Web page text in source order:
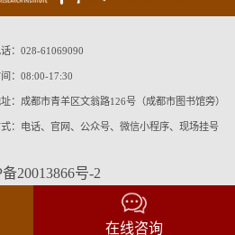
： 028-61069090
：08:00-17:30
：成都市青羊区文翁路126号（成都市图书馆旁）
：电话、官网、公众号、微信小程序、现场挂号
20013866号-2
在线咨询